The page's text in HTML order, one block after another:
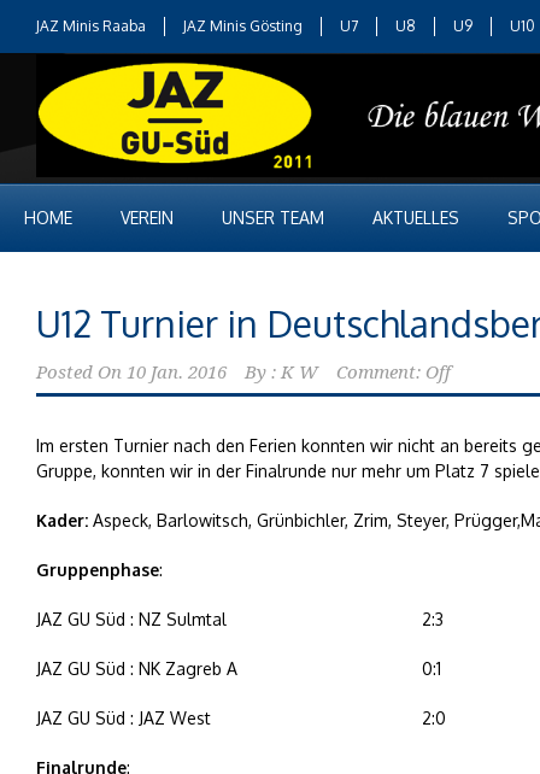
JAZ Minis Raaba JAZ Minis Gösting U7 U8 U9 U10
HOME VEREIN UNSER TEAM AKTUELLES
U12 Turnier in
Posted On 10 Jan. 2016 By : K W Comment: Off
Im ersten Turnier nach den Ferien konnten wir nicht an bereits
Gruppe, konnten wir in der Finalrunde nur mehr um Platz 7
Kader: Aspeck, Barlowitsch, Grünbichler, Zrim, Steyer,
Gruppenphase:
JAZ GU Süd : NZ Sulmtal 2:3
JAZ GU Süd : NK Zagreb A 0:1
JAZ GU Süd : JAZ West 2:0
Finalrunde: